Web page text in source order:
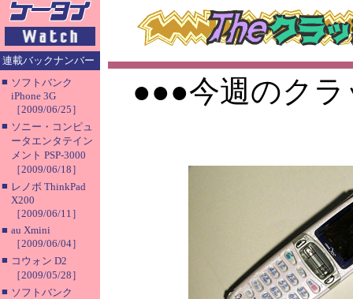
連載バックナンバー
■ ソフトバンク
iPhone 3G
［2009/06/25］
■ ソニー・コンピュ
ータエンタテイン
メント PSP-3000
［2009/06/18］
■ レノボ ThinkPad
X200
［2009/06/11］
■ au Xmini
［2009/06/04］
■ コウォン D2
［2009/05/28］
■ ソフトバンク
●●●今週のク